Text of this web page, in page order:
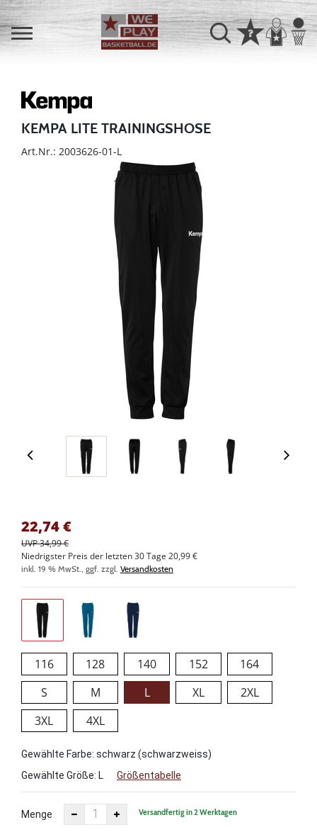
KEMPA LITE TRAININGSHOSE
Art.Nr.: 2003626-01-L
22,74€
UVP 34,99 €
Niedrigster Preis der letzten 30 Tage 20,99 €
inkl. 19 % MwSt., ggf. zzgl. Versandkosten
116 128 140 152
164
S
M L XL
2XL
3XL
4XL
Gewählte Farbe: schwarz (schwarzweiss)
Gewählte Größe: L Größentabelle
Menge Versandfertig in 2 Werktagen